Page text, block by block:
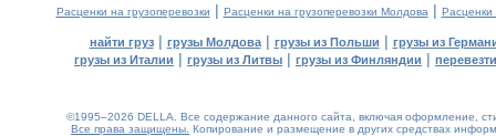
Расценки на грузоперевозки | Расценки на грузоперевозки Молдова | Расценки
найти груз| грузы Молдова| грузы из Польши | грузы из
грузы из Италии | грузы из Литвы | грузы из Финляндии |
©1995–2026 DELLA. Все содержание данного сайта, включая оформление,
Все права защищены. Копирование и размещение в других средствах